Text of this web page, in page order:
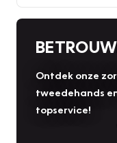
Ontdek onze
tweedehands
topservice!